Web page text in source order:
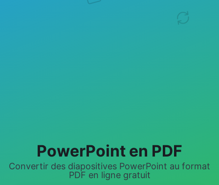
PowerPoint en PDF
Convertir des diapositives PowerPoint au format
PDF en ligne gratuit